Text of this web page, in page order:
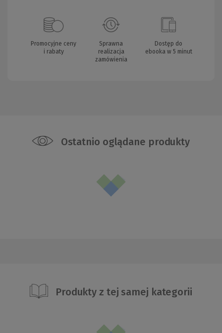
Promocyjne ceny
i rabaty
Sprawna
realizacja
zamówienia
Dostęp do
ebooka w 5 minut
Ostatnio oglądane produkty
Produkty z tej samej kategorii